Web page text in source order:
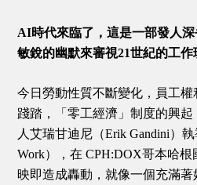
AI時代來臨了，這是一部發人
敏銳的幽默來審視21世紀的工作
今日勞動性質不斷變化，員工權
踐踏，「零工經濟」制度的興
人艾瑞甘迪尼（Erik Gandini）
Work），在 CPH:DOX哥本哈
映即造成轟動，就像一個充滿